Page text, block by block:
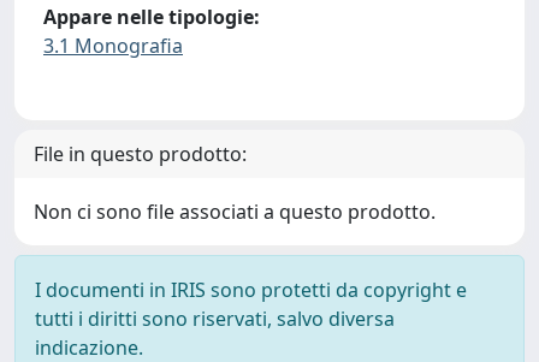
Appare nelle tipologie:
3.1 Monografia
File in questo prodotto:
Non ci sono file associati a questo prodotto.
I documenti in IRIS sono protetti da copyright e
tutti i diritti sono riservati, salvo diversa
indicazione.